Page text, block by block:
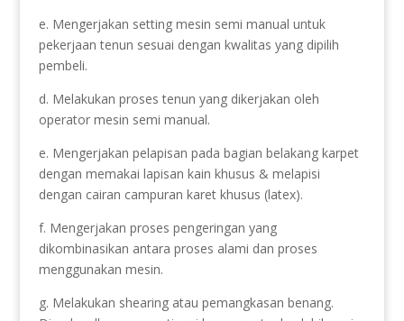
e. Mengerjakan setting mesin semi manual untuk
pekerjaan tenun sesuai dengan kwalitas yang dipilih
pembeli.
d. Melakukan proses tenun yang dikerjakan oleh
operator mesin semi manual.
e. Mengerjakan pelapisan pada bagian belakang karpet
dengan memakai lapisan kain khusus & melapisi
dengan cairan campuran karet khusus (latex).
f. Mengerjakan proses pengeringan yang
dikombinasikan antara proses alami dan proses
menggunakan mesin.
g. Melakukan shearing atau pemangkasan benang.